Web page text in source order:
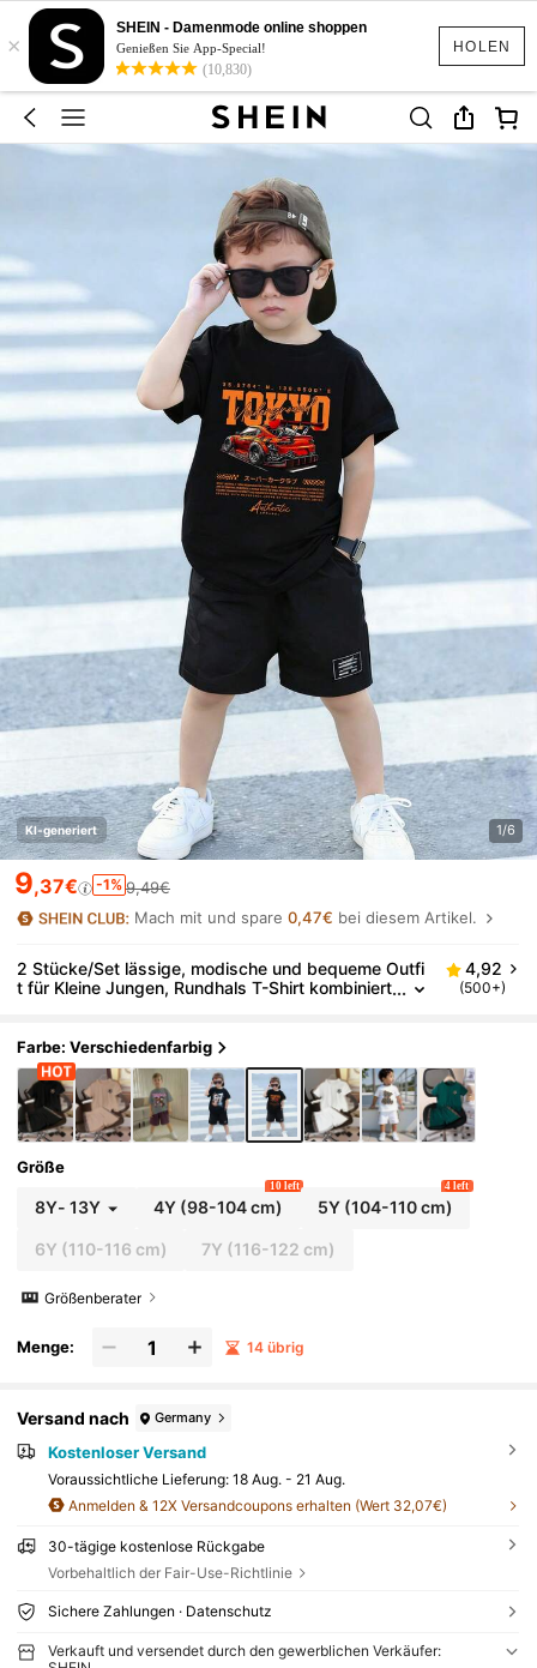
HOLEN
×
SHEIN - Damenmode online shoppen
Genießen Sie App-Special!
(10,830)
KI-generiert 1/6
9,37€ -1% 9,49€
Mach mit und spare0,47€ bei diesem Artikel.
2 Stücke/Set lässige, modische und bequeme Outfi
t für Kleine Jungen, Rundhals T-Shirt kombiniert
r, Lässig Bekleidung, Outdoor, Fotografie, Campus,
Festivals, Geschenke
4,92
(500+)
Farbe: Verschiedenfarbig
Größe
8Y- 13Y 4Y (98-104 cm)
10 left
5Y (104-110 cm)
4 left
6Y (110-116 cm) 7Y (116-122 cm)
Größenberater
Menge: 14 übrig
Versand nach Germany
Kostenloser Versand
Voraussichtliche Lieferung: 18 Aug. - 21 Aug.
Anmelden & 12X Versandcoupons erhalten (Wert 32,07€)
30-tägige kostenlose Rückgabe
Vorbehaltlich der Fair-Use-Richtlinie
Sichere Zahlungen · Datenschutz
Verkauft und versendet durch den gewerblichen Verkäufer: